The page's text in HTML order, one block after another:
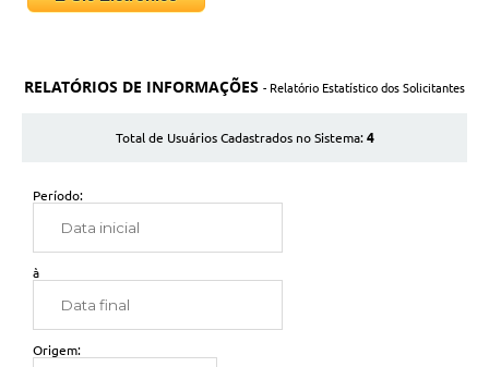
RELATÓRIOS DE INFORMAÇÕES - Relatório Estatístico dos Solicitantes
Total de Usuários Cadastrados no Sistema: 4
Período:
à
Origem: